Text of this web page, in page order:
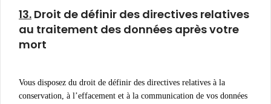
13. Droit de définir des directives relatives
au traitement des données après votre
mort
Vous disposez du droit de définir des directives relatives à la
conservation, à l’effacement et à la communication de vos données